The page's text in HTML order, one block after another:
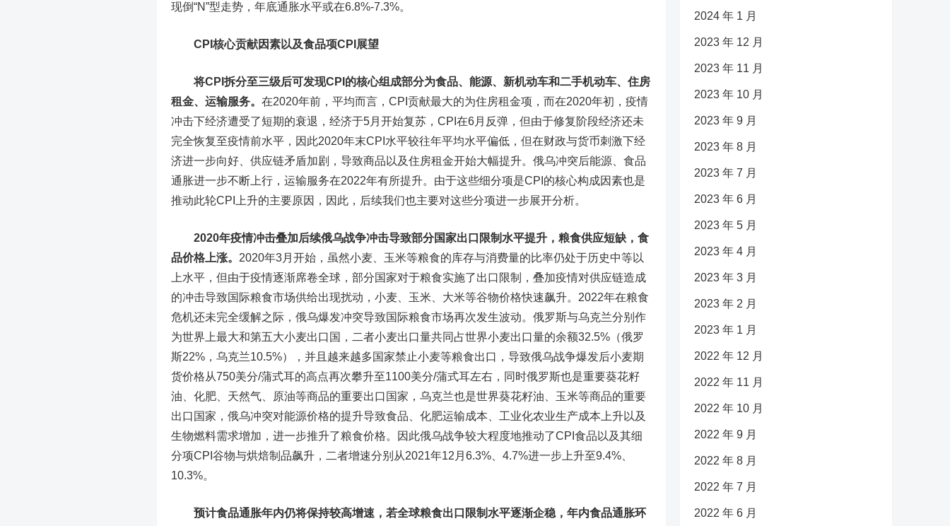
现倒“N”型走势，年底通胀水平或在6.8%-7.3%。
CPI核心贡献因素以及食品项CPI展望
将CPI拆分至三级后可发现CPI的核心组成部分为食品、能源、新机动车和二手机动车、住房
租金、运输服务。 在2020年前，平均而言，CPI贡献最大的为住房租金项，而在2020年初，疫情
冲击下经济遭受了短期的衰退，经济于5月开始复苏，CPI在6月反弹，但由于修复阶段经济还未
完全恢复至疫情前水平，因此2020年末CPI水平较往年平均水平偏低，但在财政与货币刺激下经
济进一步向好、供应链矛盾加剧，导致商品以及住房租金开始大幅提升。俄乌冲突后能源、食品
通胀进一步不断上行，运输服务在2022年有所提升。由于这些细分项是CPI的核心构成因素也是
推动此轮CPI上升的主要原因，因此，后续我们也主要对这些分项进一步展开分析。
2020年疫情冲击叠加后续俄乌战争冲击导致部分国家出口限制水平提升，粮食供应短缺，食
品价格上涨。 2020年3月开始，虽然小麦、玉米等粮食的库存与消费量的比率仍处于历史中等以
上水平，但由于疫情逐渐席卷全球，部分国家对于粮食实施了出口限制，叠加疫情对供应链造成
的冲击导致国际粮食市场供给出现扰动，小麦、玉米、大米等谷物价格快速飙升。2022年在粮食
危机还未完全缓解之际，俄乌爆发冲突导致国际粮食市场再次发生波动。俄罗斯与乌克兰分别作
为世界上最大和第五大小麦出口国，二者小麦出口量共同占世界小麦出口量的余额32.5%（俄罗
斯22%，乌克兰10.5%），并且越来越多国家禁止小麦等粮食出口，导致俄乌战争爆发后小麦期
货价格从750美分/蒲式耳的高点再次攀升至1100美分/蒲式耳左右，同时俄罗斯也是重要葵花籽
油、化肥、天然气、原油等商品的重要出口国家，乌克兰也是世界葵花籽油、玉米等商品的重要
出口国家，俄乌冲突对能源价格的提升导致食品、化肥运输成本、工业化农业生产成本上升以及
生物燃料需求增加，进一步推升了粮食价格。因此俄乌战争较大程度地推动了CPI食品以及其细
分项CPI谷物与烘焙制品飙升，二者增速分别从2021年12月6.3%、4.7%进一步上升至9.4%、
10.3%。
预计食品通胀年内仍将保持较高增速，若全球粮食出口限制水平逐渐企稳，年内食品通胀环
2024 年 1 月
2023 年 12 月
2023 年 11 月
2023 年 10 月
2023 年 9 月
2023 年 8 月
2023 年 7 月
2023 年 6 月
2023 年 5 月
2023 年 4 月
2023 年 3 月
2023 年 2 月
2023 年 1 月
2022 年 12 月
2022 年 11 月
2022 年 10 月
2022 年 9 月
2022 年 8 月
2022 年 7 月
2022 年 6 月